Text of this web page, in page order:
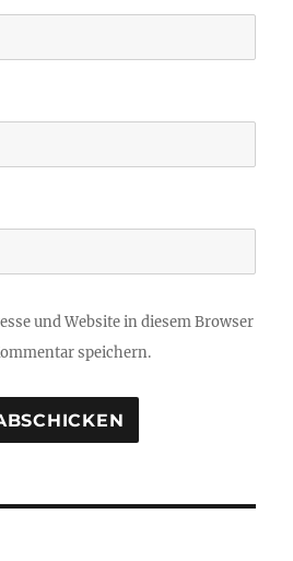
und Website in diesem Browser
speichern.